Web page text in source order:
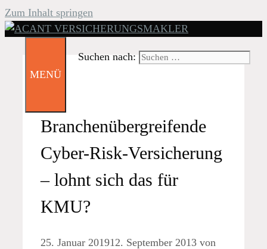
Zum Inhalt springen
Suchen nach:
MENÜ
Branchenübergreifende
Cyber-Risk-Versicherung
– lohnt sich das für
KMU?
25. Januar 201912. September 2013 von